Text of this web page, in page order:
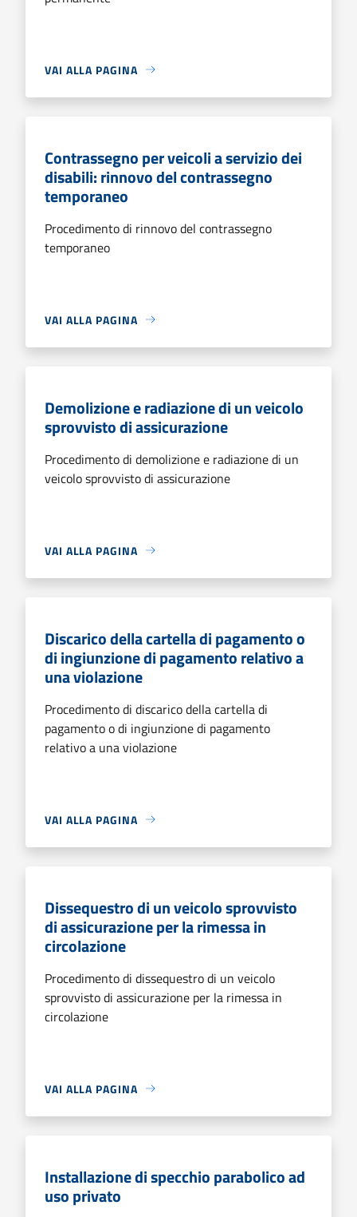
VAI ALLA PAGINA
Contrassegno per veicoli a servizio dei
disabili: rinnovo del contrassegno
temporaneo
Procedimento di rinnovo del contrassegno
temporaneo
VAI ALLA PAGINA
Demolizione e radiazione di un veicolo
sprovvisto di assicurazione
Procedimento di demolizione e radiazione di un
veicolo sprovvisto di assicurazione
VAI ALLA PAGINA
Discarico della cartella di pagamento o
di ingiunzione di pagamento relativo a
una violazione
Procedimento di discarico della cartella di
pagamento o di ingiunzione di pagamento
relativo a una violazione
VAI ALLA PAGINA
Dissequestro di un veicolo sprovvisto
di assicurazione per la rimessa in
circolazione
Procedimento di dissequestro di un veicolo
sprovvisto di assicurazione per la rimessa in
circolazione
VAI ALLA PAGINA
Installazione di specchio parabolico ad
uso privato